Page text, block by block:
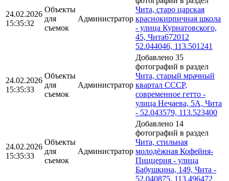
24.02.2026
15:35:32
Объекты
для
съемок
Администратор
Чита, старо царская
краснокирпичная школа
- улица Курнатовского,
45, Чита672012
52.044046, 113.501241
24.02.2026
15:35:33
Объекты
для
съемок
Администратор
Добавлено 35
фотографий в раздел
Чита, старый мрачный
квартал СССР,
современное гетто -
улица Нечаева, 5А, Чита
- 52.043579, 113.523400
24.02.2026
15:35:33
Объекты
для
съемок
Администратор
Добавлено 14
фотографий в раздел
Чита, стильная
молодёжная Кофейня-
Пиццерия - улица
Бабушкина, 149, Чита -
52.040875, 113.496472